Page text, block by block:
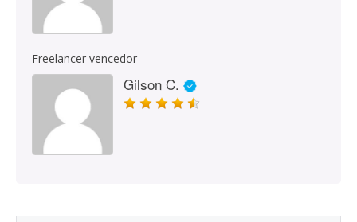
Freelancer vencedor
Gilson C.